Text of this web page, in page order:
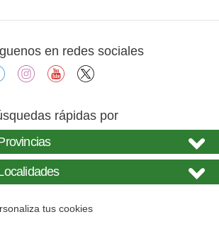
en redes sociales
facebookinstagramyoutube
rápidas por
tus cookies